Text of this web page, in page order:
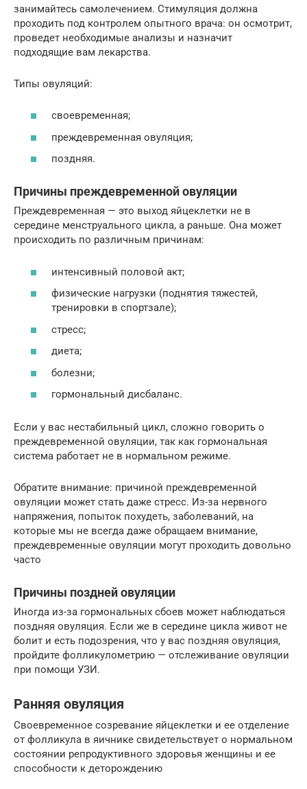
занимайтесь самолечением. Стимуляция должна
проходить под контролем опытного врача: он осмотрит,
проведет необходимые анализы и назначит
подходящие вам лекарства.
Типы овуляций:
своевременная;
преждевременная овуляция;
поздняя.
Причины преждевременной овуляции
Преждевременная — это выход яйцеклетки не в
середине менструального цикла, а раньше. Она может
происходить по различным причинам:
интенсивный половой акт;
физические нагрузки (поднятия тяжестей,
тренировки в спортзале);
стресс;
диета;
болезни;
гормональный дисбаланс.
Если у вас нестабильный цикл, сложно говорить о
преждевременной овуляции, так как гормональная
система работает не в нормальном режиме.
Обратите внимание: причиной преждевременной
овуляции может стать даже стресс. Из-за нервного
напряжения, попыток похудеть, заболеваний, на
которые мы не всегда даже обращаем внимание,
преждевременные овуляции могут проходить довольно
часто
Причины поздней овуляции
Иногда из-за гормональных сбоев может наблюдаться
поздняя овуляция. Если же в середине цикла живот не
болит и есть подозрения, что у вас поздняя овуляция,
пройдите фолликулометрию — отслеживание овуляции
при помощи УЗИ.
Ранняя овуляция
Своевременное созревание яйцеклетки и ее отделение
от фолликула в яичнике свидетельствует о нормальном
состоянии репродуктивного здоровья женщины и ее
способности к деторождению